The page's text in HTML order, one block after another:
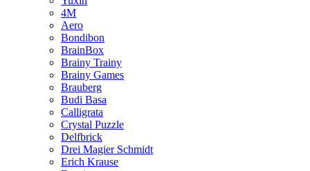
4M
Aero
Bondibon
BrainBox
Brainy Trainy
Brainy Games
Brauberg
Budi Basa
Calligrata
Crystal Puzzle
Delfbrick
Drei Magier Schmidt
Erich Krause